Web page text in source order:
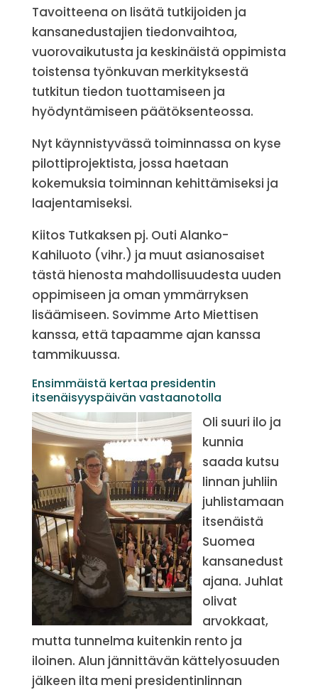
Tavoitteena on lisätä tutkijoiden ja
kansanedustajien tiedonvaihtoa,
vuorovaikutusta ja keskinäistä oppimista
toistensa työnkuvan merkityksestä
tutkitun tiedon tuottamiseen ja
hyödyntämiseen päätöksenteossa.
Nyt käynnistyvässä toiminnassa on kyse
pilottiprojektista, jossa haetaan
kokemuksia toiminnan kehittämiseksi ja
laajentamiseksi.
Kiitos Tutkaksen pj. Outi Alanko-
Kahiluoto (vihr.) ja muut asianosaiset
tästä hienosta mahdollisuudesta uuden
oppimiseen ja oman ymmärryksen
lisäämiseen. Sovimme Arto Miettisen
kanssa, että tapaamme ajan kanssa
tammikuussa.
Ensimmäistä kertaa presidentin
itsenäisyyspäivän vastaanotolla
Oli suuri ilo ja
kunnia
saada kutsu
linnan juhliin
juhlistamaan
itsenäistä
Suomea
kansanedust
ajana. Juhlat
olivat
arvokkaat,
mutta tunnelma kuitenkin rento ja
iloinen. Alun jännittävän kättelyosuuden
jälkeen ilta meni presidentinlinnan